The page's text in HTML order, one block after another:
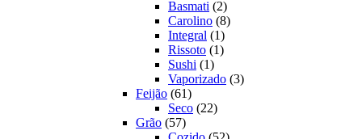
Basmati 22
produtos
Carolino 88
Integral 11
produto
Rissoto 11
Sushi 11
produto
Vaporizado 33
Feijão 6161
produtos
Seco 2222
Grão 5757